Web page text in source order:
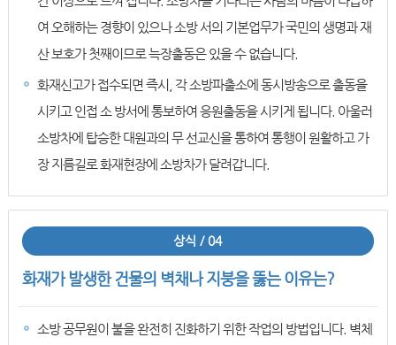
여 오해하는 경향이 있으나 소방 서의 기본업무가 국민의 생명과 재
산 보호가 첫째이므로 늑장출동은 있을 수 없습니다.
화재신고가 접수되면 즉시, 각 소방파출소에 동시방송으로 출동을
시키고 인접 소 방서에 통보하여 응원출동을 시키게 됩니다. 아울러
소방차에 탑승한 대원과의 무 선교신을 통하여 통행이 원활하고 가
장 지름길로 화재현장에 소방차가 달려갑니다.
상식 / 04
화재가 발생한 건물의 벽채나 지붕을 뚫는 이유는?
소방 공무원이 불을 완전히 진화하기 위한 작업의 방법입니다. 벽체